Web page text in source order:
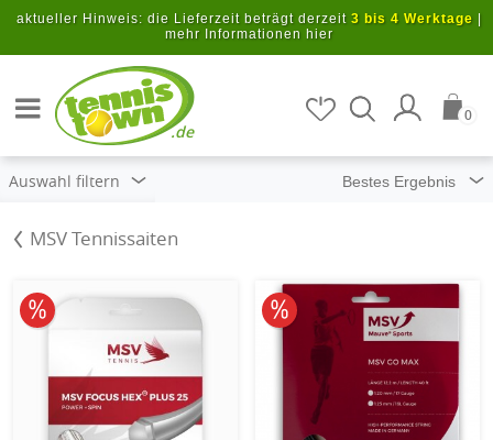
Zum Hauptinhalt springen
aktueller Hinweis: die Lieferzeit beträgt derzeit 3 bis 4 Werktage
mehr Informationen hier
.de
0
Auswahl filtern
MSV Tennissaiten
10% reduziert 10% reduziert